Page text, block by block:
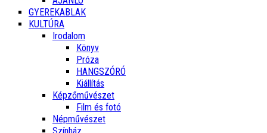
GYEREKABLAK
KULTÚRA
Irodalom
Könyv
Próza
HANGSZÓRÓ
Kiállítás
Képzőművészet
Film és fotó
Népművészet